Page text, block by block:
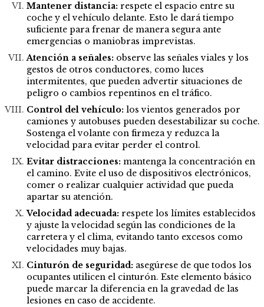
Mantener distancia: respete el espacio entre su
coche y el vehículo delante. Esto le dará tiempo
suficiente para frenar de manera segura ante
emergencias o maniobras imprevistas.
Atención a señales: observe las señales viales y los
gestos de otros conductores, como luces
intermitentes, que pueden advertir situaciones de
peligro o cambios repentinos en el tráfico.
Control del vehículo: los vientos generados por
camiones y autobuses pueden desestabilizar su coche.
Sostenga el volante con firmeza y reduzca la
velocidad para evitar perder el control.
Evitar distracciones: mantenga la concentración en
el camino. Evite el uso de dispositivos electrónicos,
comer o realizar cualquier actividad que pueda
apartar su atención.
Velocidad adecuada: respete los límites establecidos
y ajuste la velocidad según las condiciones de la
carretera y el clima, evitando tanto excesos como
velocidades muy bajas.
Cinturón de seguridad: asegúrese de que todos los
ocupantes utilicen el cinturón. Este elemento básico
puede marcar la diferencia en la gravedad de las
lesiones en caso de accidente.